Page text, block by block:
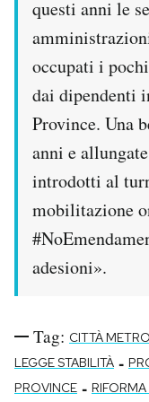
questi anni le
occupati i
dai dipendenti
Province. Una
anni e
introdotti al
mobilitazione
adesioni».
Tag: CITTÀ
LEGGE STABILITÀ -
PROVINCE -